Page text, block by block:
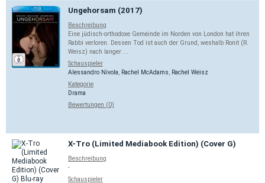
Ungehorsam (2017)
Beschreibung
Eine jüdisch-orthodoxe Gemeinde im Norden von London hat ihren
Rabbi verloren. Dessen Tod ist auch der Grund, weshalb Ronit (R.
Weisz) nach langer ...
Schauspieler
Alessandro Nivola
Rachel McAdams
Rachel Weisz
Kategorie
Drama
Bewertungen (0)
X-Tro (Limited Mediabook Edition) (Cover G)
Beschreibung
-
Schauspieler